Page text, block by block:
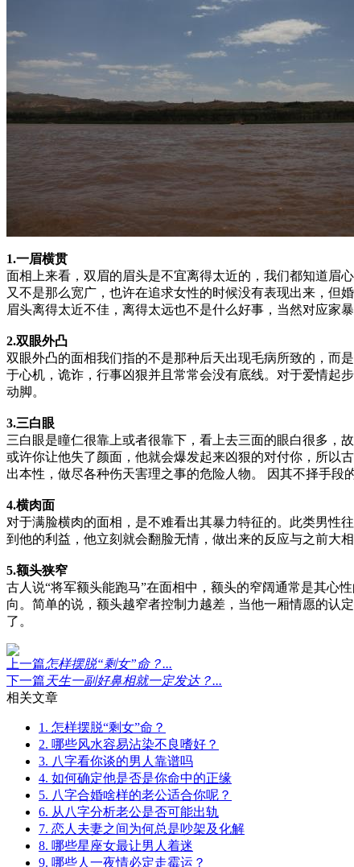
1.一眉横贯
面相上来看，双眉的眉头是不宜离得太近的，我们都知道眉
又不是那么宽广，也许在追求女性的时候没有表现出来，但
眉头离得太近不佳，离得太远也不是什么好事，当然对应家
2.双眼外凸
双眼外凸的面相我们指的不是那种后天出现毛病所致的，而
于心机，诡诈，行事凶狠并且常常会没有底线。对于爱情起
动脚。
3.三白眼
三白眼是瞳仁很靠上或者很靠下，看上去三面的眼白很多，
或许你让他失了颜面，他就会爆发起来凶狠的对付你，所以
出本性，做尽各种伤天害理之事的危险人物。 因其不择手段
4.横肉面
对于满脸横肉的面相，是不难看出其暴力特征的。此类男性
到他的利益，他立刻就会翻脸无情，做出来的反应与之前大
5.额头狭窄
古人说“将军额头能跑马”在面相中，额头的窄阔通常是其心
向。简单的说，额头越窄者控制力越差，当他一厢情愿的认
了。
上一篇怎样摆脱“剩女”命？...
下一篇 天生一副好鼻相就一定发达？...
相关文章
1. 怎样摆脱“剩女”命？
2. 哪些风水容易沾染不良嗜好？
3. 八字看你谈的男人靠谱吗
4. 如何确定他是否是你命中的正缘
5. 八字合婚啥样的老公适合你呢？
6. 从八字分析老公是否可能出轨
7. 恋人夫妻之间为何总是吵架及化解
8. 哪些星座女最让男人着迷
9. 哪些人一夜情必定走霉运？